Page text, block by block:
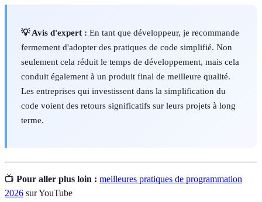
💡 Avis d'expert : En tant que développeur, je recommande
fermement d'adopter des pratiques de code simplifié. Non
seulement cela réduit le temps de développement, mais cela
conduit également à un produit final de meilleure qualité.
Les entreprises qui investissent dans la simplification du
code voient des retours significatifs sur leurs projets à long
terme.
📺 Pour aller plus loin : meilleures pratiques de programmation
2026 sur YouTube